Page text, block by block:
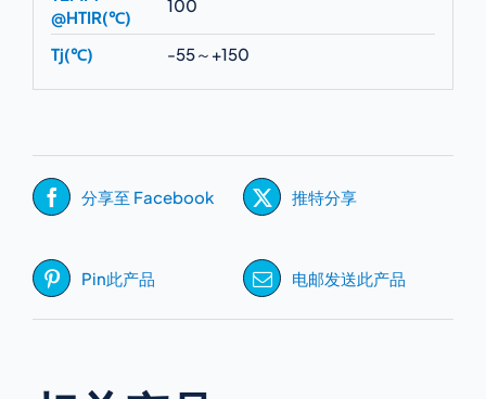
@HTIR(℃)
100
Tj(℃) -55～+150
分享至 Facebook 推特分享
Pin此产品 电邮发送此产品